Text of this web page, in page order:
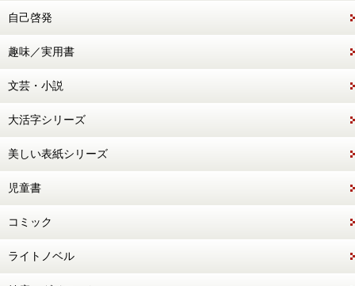
自己啓発
趣味／実用書
文芸・小説
大活字シリーズ
美しい表紙シリーズ
児童書
コミック
ライトノベル